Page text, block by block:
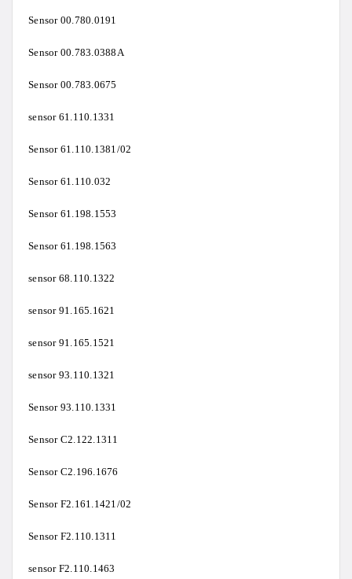
Sensor 00.780.0191
Sensor 00.783.0388A
Sensor 00.783.0675
sensor 61.110.1331
Sensor 61.110.1381/02
Sensor 61.110.032
Sensor 61.198.1553
Sensor 61.198.1563
sensor 68.110.1322
sensor 91.165.1621
sensor 91.165.1521
sensor 93.110.1321
Sensor 93.110.1331
Sensor C2.122.1311
Sensor C2.196.1676
Sensor F2.161.1421/02
Sensor F2.110.1311
sensor F2.110.1463